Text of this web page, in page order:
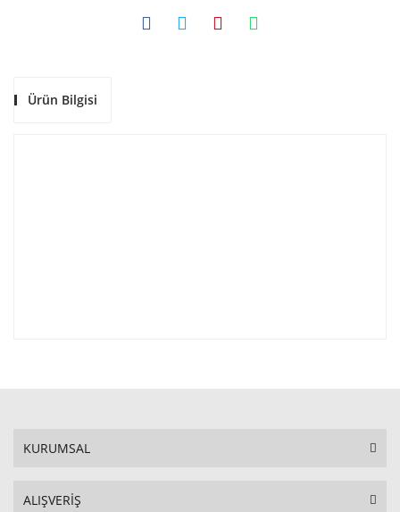
Ürün Bilgisi
KURUMSAL
ALIŞVERİŞ